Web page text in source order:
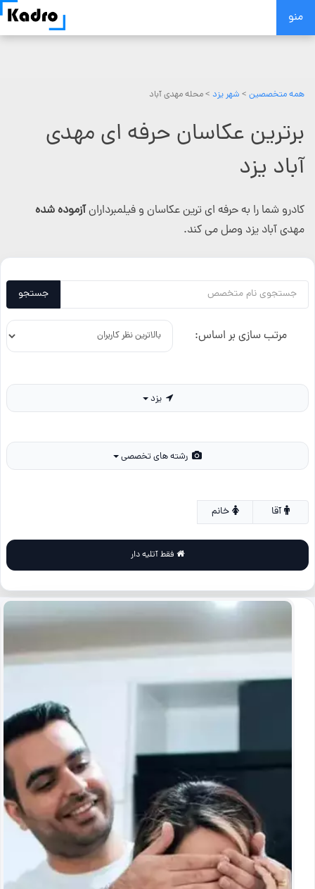
Skip
منو
همه متخصصین > شهر یزد > محله مهدی آباد
برترین عکاسان حرفه ای مهدی
آباد یزد
کادرو شما را به حرفه ای ترین عکاسان و فیلمبردارانآزموده شده
مهدی آباد یزد وصل می کند.
جستجو
مرتب سازی بر اساس:
یزد
خانم